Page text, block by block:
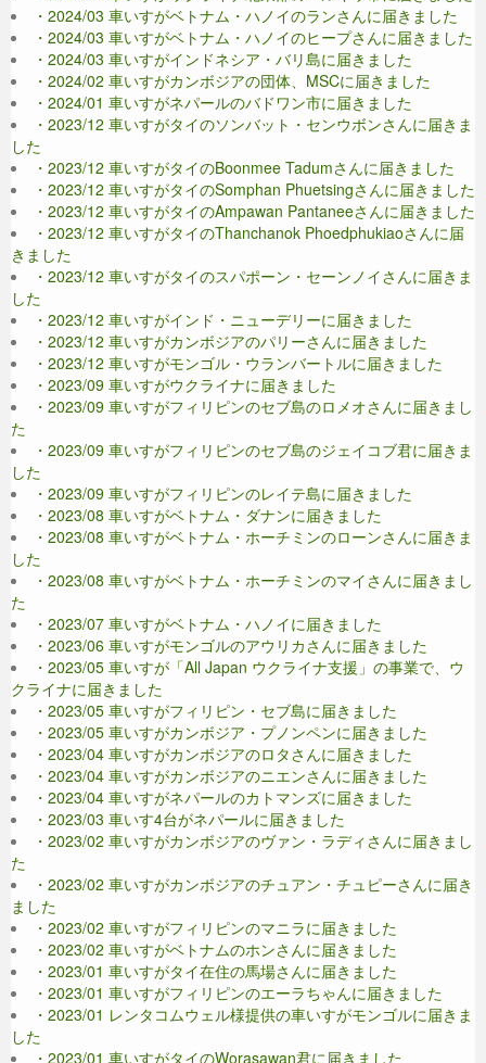
・2024/03 車いすがベトナム・ハノイのランさんに届きました
・2024/03 車いすがベトナム・ハノイのヒープさんに届きました
・2024/03 車いすがインドネシア・バリ島に届きました
・2024/02 車いすがカンボジアの団体、MSCに届きました
・2024/01 車いすがネパールのバドワン市に届きました
・2023/12 車いすがタイのソンバット・センウボンさんに届きま
した
・2023/12 車いすがタイのBoonmee Tadumさんに届きました
・2023/12 車いすがタイのSomphan Phuetsingさんに届きました
・2023/12 車いすがタイのAmpawan Pantaneeさんに届きました
・2023/12 車いすがタイのThanchanok Phoedphukiaoさんに届
きました
・2023/12 車いすがタイのスパポーン・セーンノイさんに届きま
した
・2023/12 車いすがインド・ニューデリーに届きました
・2023/12 車いすがカンボジアのパリーさんに届きました
・2023/12 車いすがモンゴル・ウランバートルに届きました
・2023/09 車いすがウクライナに届きました
・2023/09 車いすがフィリピンのセブ島のロメオさんに届きまし
た
・2023/09 車いすがフィリピンのセブ島のジェイコブ君に届きま
した
・2023/09 車いすがフィリピンのレイテ島に届きました
・2023/08 車いすがベトナム・ダナンに届きました
・2023/08 車いすがベトナム・ホーチミンのローンさんに届きま
した
・2023/08 車いすがベトナム・ホーチミンのマイさんに届きまし
た
・2023/07 車いすがベトナム・ハノイに届きました
・2023/06 車いすがモンゴルのアウリカさんに届きました
・2023/05 車いすが「All Japan ウクライナ支援」の事業で、ウ
クライナに届きました
・2023/05 車いすがフィリピン・セブ島に届きました
・2023/05 車いすがカンボジア・プノンペンに届きました
・2023/04 車いすがカンボジアのロタさんに届きました
・2023/04 車いすがカンボジアのニエンさんに届きました
・2023/04 車いすがネパールのカトマンズに届きました
・2023/03 車いす4台がネパールに届きました
・2023/02 車いすがカンボジアのヴァン・ラディさんに届きまし
た
・2023/02 車いすがカンボジアのチュアン・チュピーさんに届き
ました
・2023/02 車いすがフィリピンのマニラに届きました
・2023/02 車いすがベトナムのホンさんに届きました
・2023/01 車いすがタイ在住の馬場さんに届きました
・2023/01 車いすがフィリピンのエーラちゃんに届きました
・2023/01 レンタコムウェル様提供の車いすがモンゴルに届きま
した
・2023/01 車いすがタイのWorasawan君に届きました